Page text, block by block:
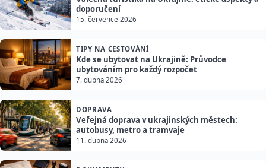
doporučení
15. července 2026
TIPY NA CESTOVÁNÍ
Kde se ubytovat na Ukrajině: Průvodce
ubytováním pro každý rozpočet
7. dubna 2026
DOPRAVA
Veřejná doprava v ukrajinských městech:
autobusy, metro a tramvaje
11. dubna 2026